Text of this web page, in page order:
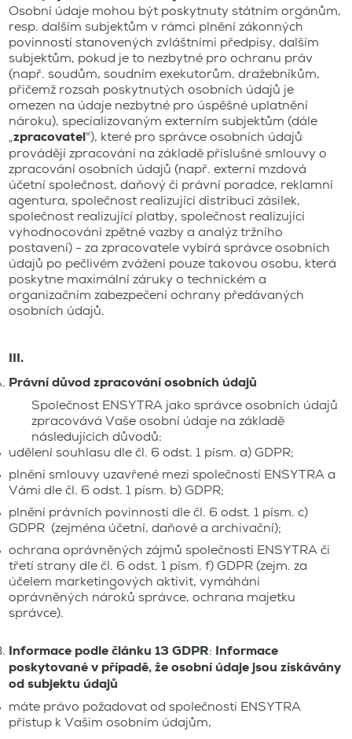
Osobní údaje mohou být poskytnuty státním orgánům,
resp. dalším subjektům v rámci plnění zákonných
povinností stanovených zvláštními předpisy, dalším
subjektům, pokud je to nezbytné pro ochranu práv
(např. soudům, soudním exekutorům, dražebníkům,
přičemž rozsah poskytnutých osobních údajů je
omezen na údaje nezbytné pro úspěšné uplatnění
nároku), specializovaným externím subjektům (dále
„zpracovatel"), které pro správce osobních údajů
provádějí zpracování na základě příslušné smlouvy o
zpracování osobních údajů (např. externí mzdová
účetní společnost, daňový či právní poradce, reklamní
agentura, společnost realizující distribuci zásilek,
společnost realizující platby, společnost realizující
vyhodnocování zpětné vazby a analýz tržního
postavení) - za zpracovatele vybírá správce osobních
údajů po pečlivém zvážení pouze takovou osobu, která
poskytne maximální záruky o technickém a
organizačním zabezpečení ochrany předávaných
osobních údajů.
III.
Právní důvod zpracování osobních údajů
Společnost ENSYTRA jako správce osobních údajů
zpracovává Vaše osobní údaje na základě
následujících důvodů:
udělení souhlasu dle čl. 6 odst. 1 písm. a) GDPR;
plnění smlouvy uzavřené mezi společností ENSYTRA a
Vámi dle čl. 6 odst. 1 písm. b) GDPR;
plnění právních povinností dle čl. 6 odst. 1 písm. c)
GDPR (zejména účetní, daňové a archivační);
ochrana oprávněných zájmů společnosti ENSYTRA či
třetí strany dle čl. 6 odst. 1 písm. f) GDPR (zejm. za
účelem marketingových aktivit, vymáhání
oprávněných nároků správce, ochrana majetku
správce).
Informace podle článku 13 GDPR: Informace
poskytované v případě, že osobní údaje jsou získávány
od subjektu údajů
máte právo požadovat od společnosti ENSYTRA
přístup k Vašim osobním údajům,